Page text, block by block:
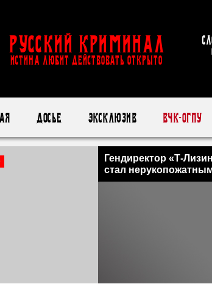
Русский Криминал
ИСТИНА ЛЮБИТ ДЕЙСТВОВАТЬ ОТКРЫТО
Досье Эксклюзив ВЧК-ОГПУ
Гендиректор «Т-
стал